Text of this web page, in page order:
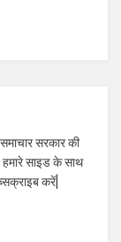
सरकार की
साइड के साथ
करें|